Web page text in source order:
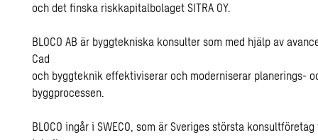
och det finska riskkapitalbolaget SITRA OY.
BLOCO AB är byggtekniska konsulter som med hjälp av
Cad
och byggteknik effektiviserar och moderniserar planerings-
byggprocessen.
BLOCO ingår i SWECO, som är Sveriges största